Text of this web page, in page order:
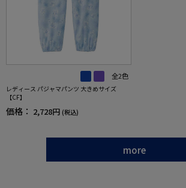
全2色
レディース パジャマパンツ 大きめサイズ
【CF】
価格： 2,728円 (税込)
more